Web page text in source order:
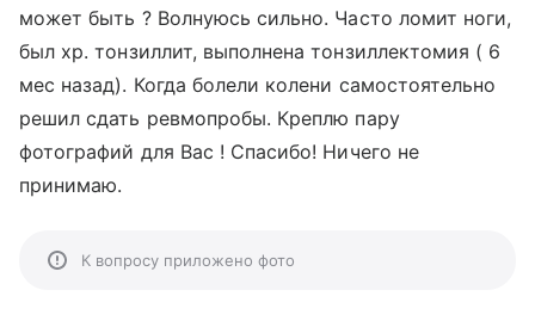
может быть ? Волнуюсь сильно. Часто ломит ноги,
был хр. тонзиллит, выполнена тонзиллектомия ( 6
мес назад). Когда болели колени самостоятельно
решил сдать ревмопробы. Креплю пару
фотографий для Вас ! Спасибо! Ничего не
принимаю.
К вопросу приложено фото